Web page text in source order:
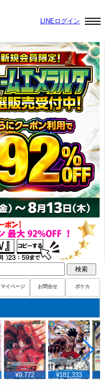
LINEログイン
検索
マイページ お問合せ ポケカ
¥9,772 ¥181,333